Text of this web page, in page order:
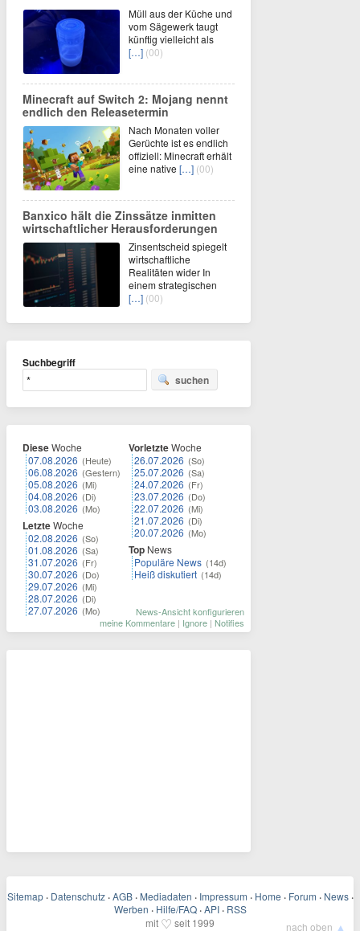
Müll aus der Küche und
vom Sägewerk taugt
künftig vielleicht als
[…] (00)
Minecraft auf Switch 2: Mojang nennt
endlich den Releasetermin
Nach Monaten voller
Gerüchte ist es endlich
offiziell: Minecraft erhält
eine native […] (00)
Banxico hält die Zinssätze inmitten
wirtschaftlicher Herausforderungen
Zinsentscheid spiegelt
wirtschaftliche
Realitäten wider In
einem strategischen
[…] (00)
Suchbegriff
suchen
DieseWoche
07.08.2026 (Heute)
06.08.2026 (Gestern)
05.08.2026 (Mi)
04.08.2026 (Di)
03.08.2026 (Mo)
LetzteWoche
02.08.2026 (So)
01.08.2026 (Sa)
31.07.2026 (Fr)
30.07.2026 (Do)
29.07.2026 (Mi)
28.07.2026 (Di)
27.07.2026 (Mo)
VorletzteWoche
26.07.2026 (So)
25.07.2026 (Sa)
24.07.2026 (Fr)
23.07.2026 (Do)
22.07.2026 (Mi)
21.07.2026 (Di)
20.07.2026 (Mo)
Top News
Populäre News (14d)
Heiß diskutiert (14d)
News-Ansicht konfigurieren
meine Kommentare | Ignore | Notifies
Sitemap · Datenschutz · AGB · Mediadaten · Impressum · Home · Forum · News ·
Werben · Hilfe/FAQ · API · RSS
mit ♡ seit 1999 nach oben ▲